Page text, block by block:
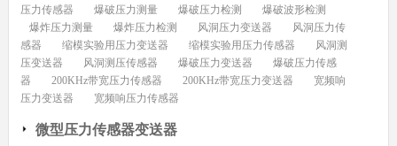
压力传感器
爆破压力测量 爆破压力检测
爆破波形检测
爆炸压力测量
爆炸压力检测 风洞压力变送器
风洞压力传
感器
缩模实验用压力变送器 缩模实验用压力传感器
风洞测
压变送器
风洞测压传感器 爆破压力变送器
爆破压力传感
器
200KHz带宽压力传感器 200KHz带宽压力变送器
宽频响
压力变送器
宽频响压力传感器
微型压力传感器变送器